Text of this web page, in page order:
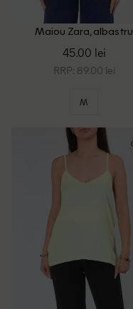
Maiou Zara, albastru
45.00 lei
RRP: 89.00 lei
M